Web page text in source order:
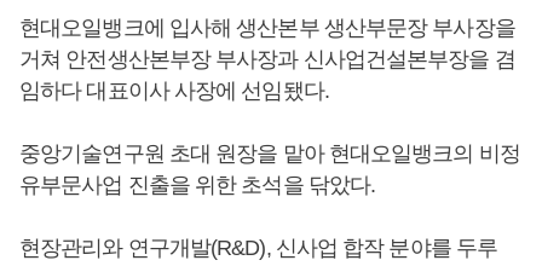
현대오일뱅크에 입사해 생산본부 생산부문장 부사장을
거쳐 안전생산본부장 부사장과 신사업건설본부장을 겸
임하다 대표이사 사장에 선임됐다.
중앙기술연구원 초대 원장을 맡아 현대오일뱅크의 비정
유부문사업 진출을 위한 초석을 닦았다.
현장관리와 연구개발(R&D), 신사업 합작 분야를 두루